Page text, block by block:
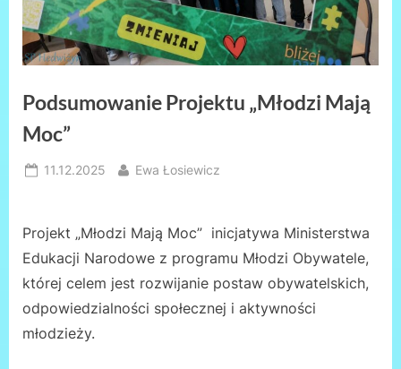
Podsumowanie Projektu „Młodzi Mają
Moc”
Posted
11.12.2025 By
Ewa Łosiewicz
Projekt „Młodzi Mają Moc” inicjatywa Ministerstwa
Edukacji Narodowe z programu Młodzi Obywatele,
której celem jest rozwijanie postaw obywatelskich,
odpowiedzialności społecznej i aktywności
młodzieży.